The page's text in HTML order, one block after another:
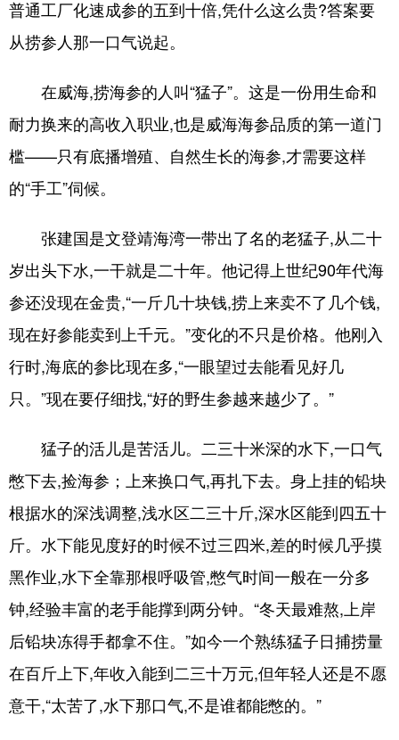
健康 微视齐鲁
多语种频道
English Español Français عربى
Русский язык
普通工厂化速成参的五到十倍,凭什么这么贵?答案要
从捞参人那一口气说起。
在威海,捞海参的人叫“猛子”。这是一份用生命和
耐力换来的高收入职业,也是威海海参品质的第一道门
槛——只有底播增殖、自然生长的海参,才需要这样
的“手工”伺候。
张建国是文登靖海湾一带出了名的老猛子,从二十
岁出头下水,一干就是二十年。他记得上世纪90年代海
参还没现在金贵,“一斤几十块钱,捞上来卖不了几个钱,
现在好参能卖到上千元。”变化的不只是价格。他刚入
行时,海底的参比现在多,“一眼望过去能看见好几
只。”现在要仔细找,“好的野生参越来越少了。”
猛子的活儿是苦活儿。二三十米深的水下,一口气
憋下去,捡海参；上来换口气,再扎下去。身上挂的铅块
根据水的深浅调整,浅水区二三十斤,深水区能到四五十
斤。水下能见度好的时候不过三四米,差的时候几乎摸
黑作业,水下全靠那根呼吸管,憋气时间一般在一分多
钟,经验丰富的老手能撑到两分钟。“冬天最难熬,上岸
后铅块冻得手都拿不住。”如今一个熟练猛子日捕捞量
在百斤上下,年收入能到二三十万元,但年轻人还是不愿
意干,“太苦了,水下那口气,不是谁都能憋的。”